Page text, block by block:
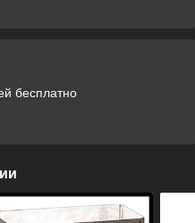
бесплатно